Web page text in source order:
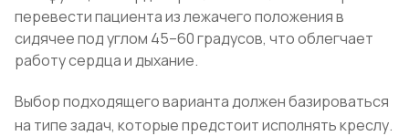
перевести пациента из лежачего положения в
сидячее под углом 45–60 градусов, что облегчает
работу сердца и дыхание.
Выбор подходящего варианта должен базироваться
на типе задач, которые предстоит исполнять креслу.